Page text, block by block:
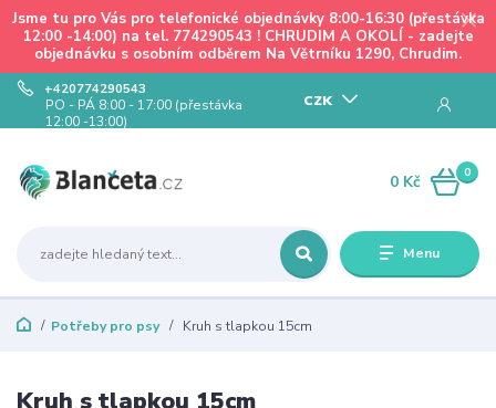
Jsme tu pro Vás pro telefonické objednávky 8:00-16:30 (přestávka
12:00 -14:00) na tel. 774290543 ! CHRUDIM A OKOLÍ - zadejte
objednávku s osobním odběrem Na Větrníku 1290, Chrudim.
Menu
CZK
+420774290543
PO - PÁ 8:00 - 17:00 (přestávka
12:00 -13:00)
0
0 Kč
Potřeby pro psy Kruh s tlapkou 15cm
Kruh s tlapkou 15cm